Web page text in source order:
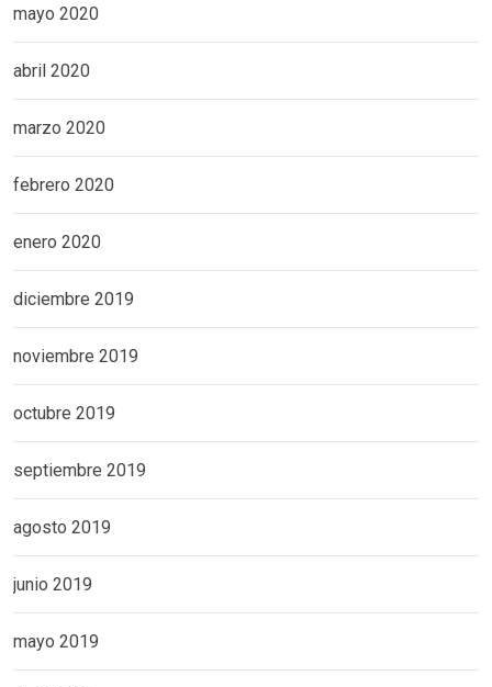
mayo 2020
abril 2020
marzo 2020
febrero 2020
enero 2020
diciembre 2019
noviembre 2019
octubre 2019
septiembre 2019
agosto 2019
junio 2019
mayo 2019